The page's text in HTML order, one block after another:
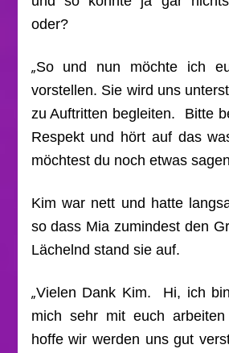
oder?
„So und nun möchte ich
vorstellen. Sie wird uns
zu Auftritten begleiten. Bitte
Respekt und hört auf das
möchtest du noch etwas
Kim war nett und hatte
so dass Mia zumindest den
Lächelnd stand sie auf.
„Vielen Dank Kim. Hi, ich
mich sehr mit euch
hoffe wir werden uns gut